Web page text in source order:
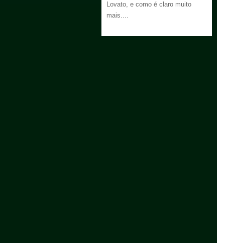
Lovato, e como é claro muito
mais....